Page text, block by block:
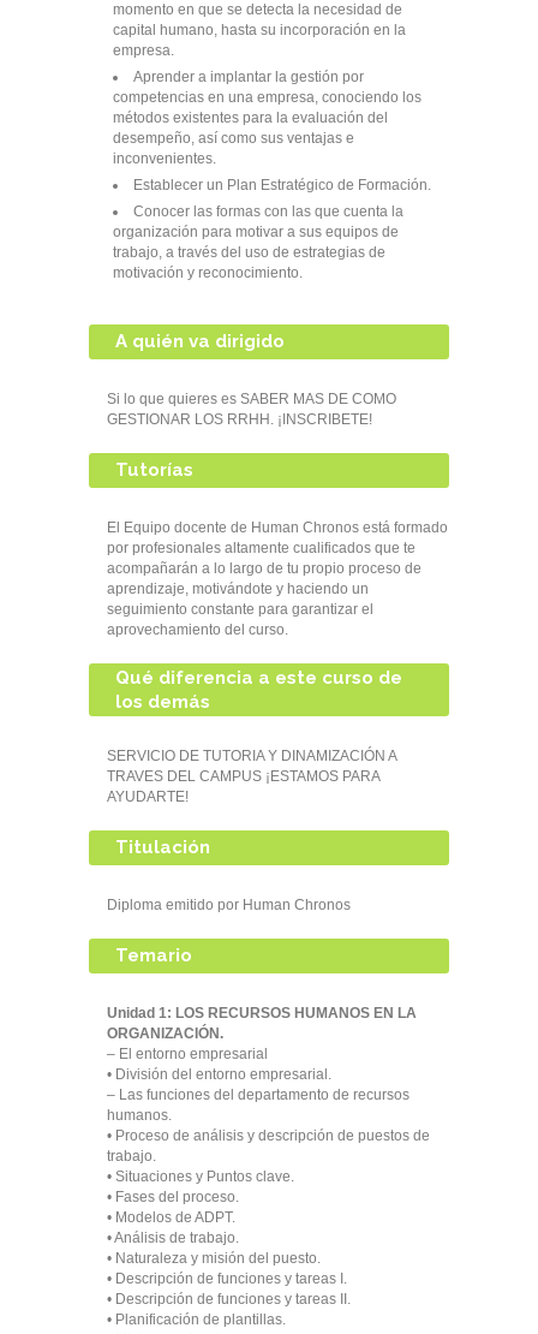
momento en que se detecta la necesidad de
capital humano, hasta su incorporación en la
empresa.
Aprender a implantar la gestión por
competencias en una empresa, conociendo los
métodos existentes para la evaluación del
desempeño, así como sus ventajas e
inconvenientes.
Establecer un Plan Estratégico de Formación.
Conocer las formas con las que cuenta la
organización para motivar a sus equipos de
trabajo, a través del uso de estrategias de
motivación y reconocimiento.
A quién va dirigido
Si lo que quieres es SABER MAS DE COMO
GESTIONAR LOS RRHH. ¡INSCRIBETE!
Tutorías
El Equipo docente de Human Chronos está formado
por profesionales altamente cualificados que te
acompañarán a lo largo de tu propio proceso de
aprendizaje, motivándote y haciendo un
seguimiento constante para garantizar el
aprovechamiento del curso.
Qué diferencia a este curso de
los demás
SERVICIO DE TUTORIA Y DINAMIZACIÓN A
TRAVES DEL CAMPUS ¡ESTAMOS PARA
AYUDARTE!
Titulación
Diploma emitido por Human Chronos
Temario
Unidad 1: LOS RECURSOS HUMANOS EN LA
ORGANIZACIÓN.
– El entorno empresarial
• División del entorno empresarial.
– Las funciones del departamento de recursos
humanos.
• Proceso de análisis y descripción de puestos de
trabajo.
• Situaciones y Puntos clave.
• Fases del proceso.
• Modelos de ADPT.
• Análisis de trabajo.
• Naturaleza y misión del puesto.
• Descripción de funciones y tareas I.
• Descripción de funciones y tareas II.
• Planificación de plantillas.